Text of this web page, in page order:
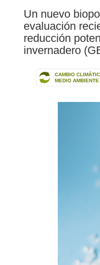
Un nuevo
evaluación
reducción
invernadero
CAMBIO
MEDIO AMBIENTE